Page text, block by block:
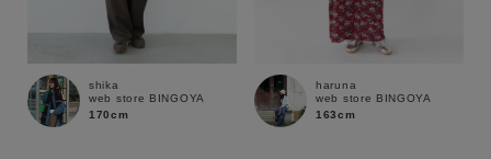
shika
web store BINGOYA
170cm
haruna
web store BINGOYA
163cm